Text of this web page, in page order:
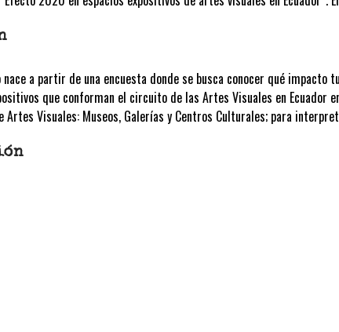
a partir de una encuesta donde se busca conocer qué
que conforman el circuito de las Artes Visuales en Ecuador
Artes Visuales: Museos, Galerías y Centros Culturales; para